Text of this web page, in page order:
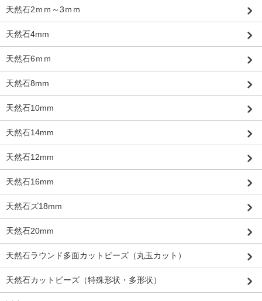
天然石2ｍｍ～3ｍｍ
天然石4mm
天然石6ｍｍ
天然石8mm
天然石10mm
天然石14mm
天然石12mm
天然石16mm
天然石ズ18mm
天然石20mm
天然石ラウンド多面カットビーズ（丸玉カット）
天然石カットビーズ（特殊形状・多形状）